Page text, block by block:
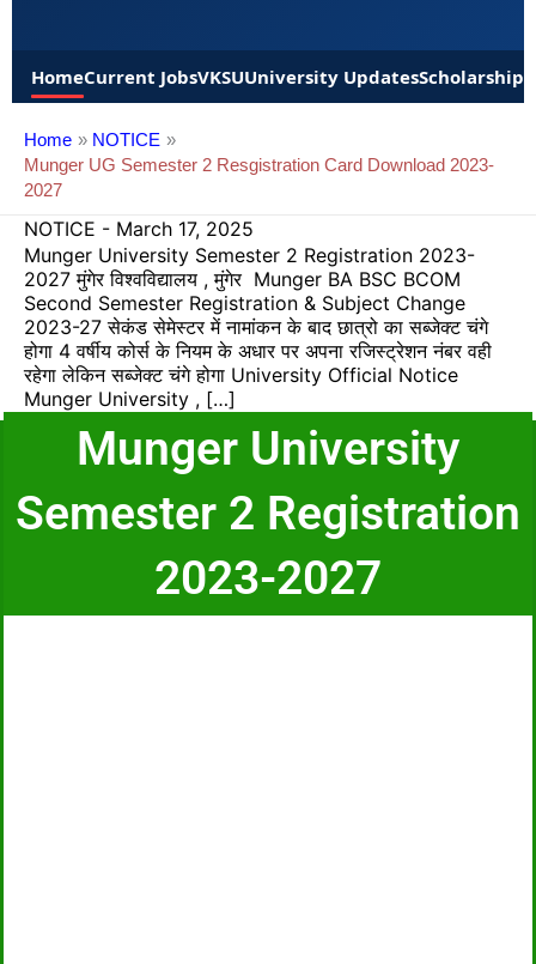
HomeCurrent JobsVKSUUniversity UpdatesScholarships
Home
NOTICE
Munger UG Semester 2 Resgistration Card Download 2023-
2027
NOTICE - March 17, 2025
Munger University Semester 2 Registration 2023-
2027 मुंगेर विश्वविद्यालय , मुंगेर Munger BA BSC BCOM
Second Semester Registration & Subject Change
2023-27 सेकंड सेमेस्टर में नामांकन के बाद छात्रो का सब्जेक्ट चंगे
होगा 4 वर्षीय कोर्स के नियम के अधार पर अपना रजिस्ट्रेशन नंबर वही
रहेगा लेकिन सब्जेक्ट चंगे होगा University Official Notice
Munger University , […]
Munger University
Semester 2 Registration
2023-2027